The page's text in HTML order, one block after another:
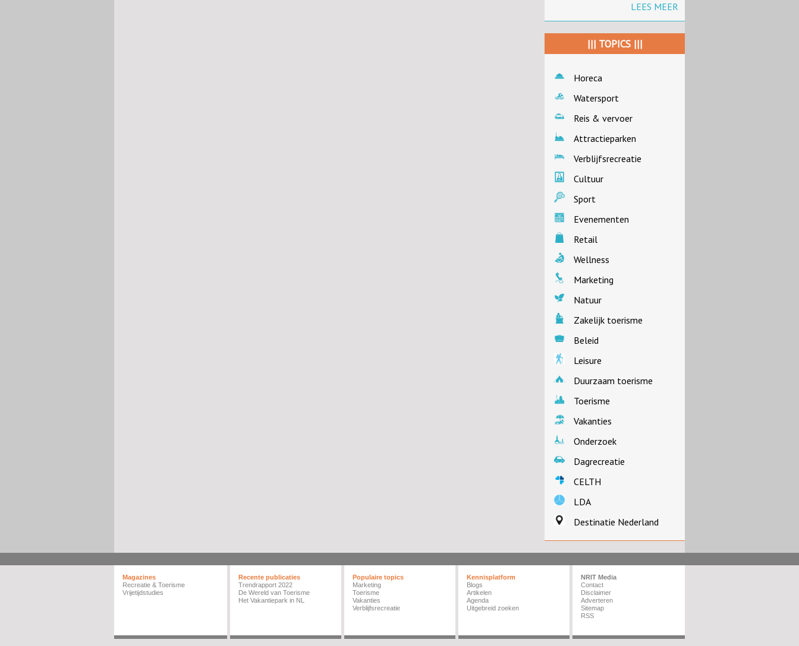
LEES MEER
||| TOPICS |||
Horeca
Watersport
Reis & vervoer
Attractieparken
Verblijfsrecreatie
Cultuur
Sport
Evenementen
Retail
Wellness
Marketing
Natuur
Zakelijk toerisme
Beleid
Leisure
Duurzaam toerisme
Toerisme
Vakanties
Onderzoek
Dagrecreatie
CELTH
LDA
Destinatie Nederland
Magazines
Recreatie & Toerisme
Vrijetijdstudies
Recente publicaties
Trendrapport 2022
De Wereld van Toerisme
Het Vakantiepark in NL
Populaire topics
Marketing
Toerisme
Vakanties
Verblijfsrecreatie
Kennisplatform
Blogs
Artikelen
Agenda
Uitgebreid zoeken
NRIT Media
Contact
Disclaimer
Adverteren
Sitemap
RSS